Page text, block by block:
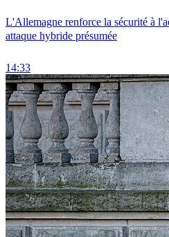
L'Allemagne renforce la sécurité à
attaque hybride présumée
14:33